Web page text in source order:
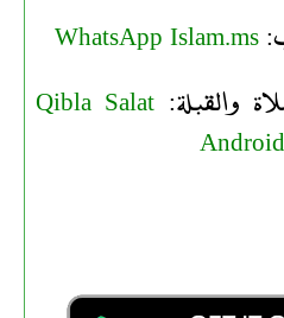
WhatsApp Islam.ms
والقبلة: Qibla Salat
Android